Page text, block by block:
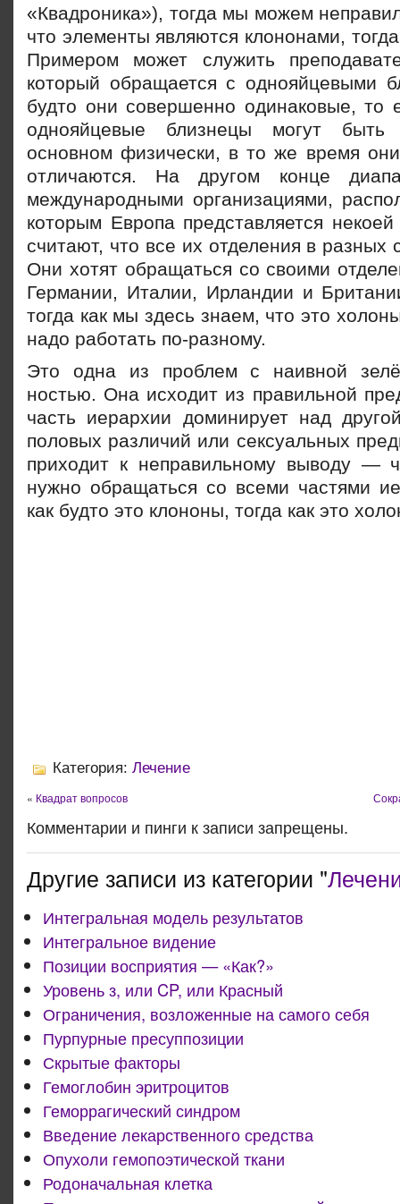
«Квадроника»), тогда мы можем
что элементы являются клононами,
Примером может служить
который обращается с однояйцевыми
будто они совершенно одинаковые, то
однояйцевые близнецы могут
основном физически, в то же время
отличаются. На другом конце
международными организациями,
которым Европа представляется
считают, что все их отделения в разных
Они хотят обращаться со своими
Германии, Италии, Ирландии и
тогда как мы здесь знаем, что это
надо работать по-разному.
Это одна из проблем с наивной
ностью. Она исходит из правильной
часть иерархии доминирует над
половых различий или сексуальных
приходит к неправильному выводу —
нужно обращаться со всеми частями
как будто это клононы, тогда как это
Категория: Лечение
« Квадрат вопросов
Комментарии и пинги к записи запрещены.
Другие записи из категории "
Интегральная модель результатов
Интегральное видение
Позиции восприятия — «Как?»
Уровень з, или CP, или Красный
Ограничения, возложенные на самого себя
Пурпурные пресуппозиции
Скрытые факторы
Гемоглобин эритроцитов
Геморрагический синдром
Введение лекарственного средства
Опухоли гемопоэтической ткани
Родоначальная клетка